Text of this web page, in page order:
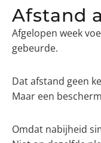
Afstand
Afgelopen week
gebeurde.
Dat afstand geen
Maar een
Omdat nabijheid